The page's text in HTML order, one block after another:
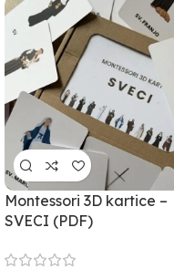
Montessori 3D kartice –
SVECI (PDF)